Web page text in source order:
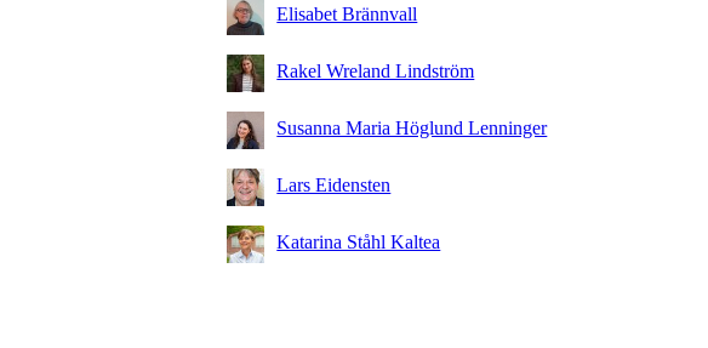
Elisabet Brännvall
Rakel Wreland Lindström
Susanna Maria Höglund Lenninger
Lars Eidensten
Katarina Ståhl Kaltea